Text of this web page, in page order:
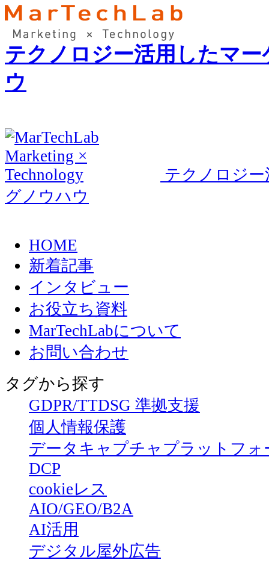
テクノロジー活用したマ
ウ
テクノロジ
グノウハウ
HOME
新着記事
インタビュー
お役立ち資料
MarTechLabについて
お問い合わせ
タグから探す
GDPR/TTDSG 準拠支援
個人情報保護
データキャプチャプラットフォ
DCP
cookieレス
AIO/GEO/B2A
AI活用
デジタル屋外広告